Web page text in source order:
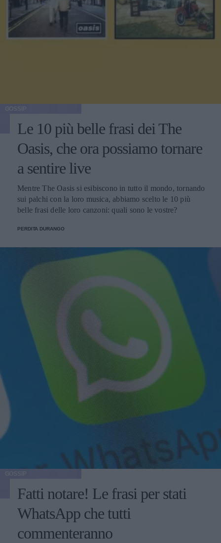
Le 10 più belle frasi dei The
Oasis, che ora possiamo tornare
a sentire live
Mentre The Oasis si esibiscono in tutto il mondo, tornando
sui palchi con la loro musica, abbiamo scelto le 10 più
belle frasi delle loro canzoni: quali sono le vostre?
PERDITA DURANGO
Fatti notare! Le frasi per stati
WhatsApp che tutti
commenteranno